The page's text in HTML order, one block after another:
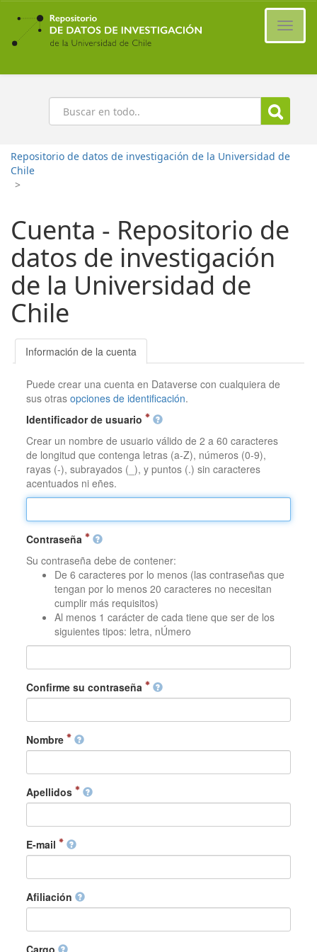
Ir
contenido
principal
Buscar
Repositorio de datos de investigación de la Universidad de
Chile
>
Cuenta - Repositorio de
datos de investigación
de la Universidad de
Chile
Información de la cuenta
Puede crear una cuenta en Dataverse con cualquiera de
sus otrasopciones de identificación.
Identificador de usuario
Crear un nombre de usuario válido de 2 a 60 caracteres
de longitud que contenga letras (a-Z), números (0-9),
rayas (-), subrayados (_), y puntos (.) sin caracteres
acentuados ni eñes.
Contraseña
Su contraseña debe de contener:
De 6 caracteres por lo menos (las contraseñas que
tengan por lo menos 20 caracteres no necesitan
cumplir más requisitos)
Al menos 1 carácter de cada tiene que ser de los
siguientes tipos: letra, nÚmero
Confirme su contraseña
Nombre
Apellidos
E-mail
Afiliación
Cargo